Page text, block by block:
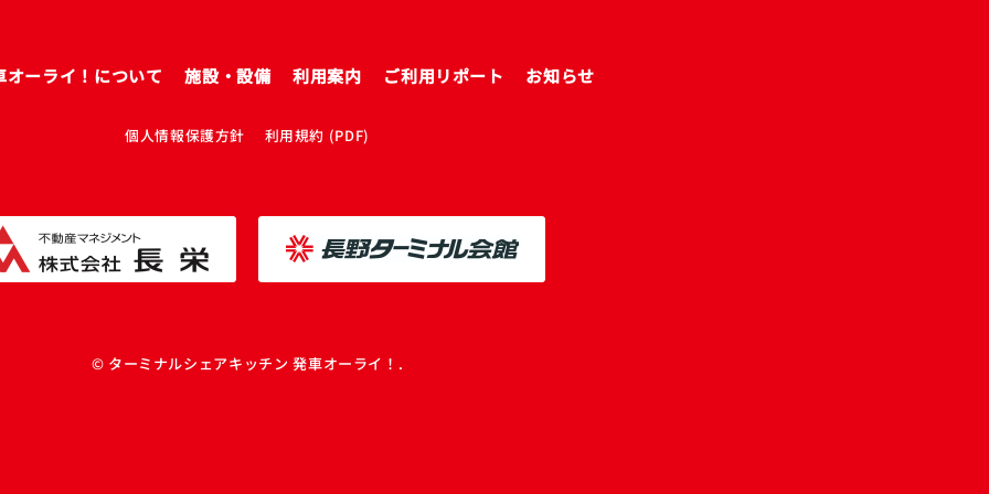
オーライ！について 施設・設備 利用案内 ご利用リポート お知らせ
個人情報保護方針 利用規約 (PDF)
© ターミナルシェアキッチン 発車オーライ！.